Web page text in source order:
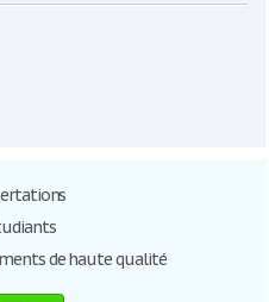
de haute qualité